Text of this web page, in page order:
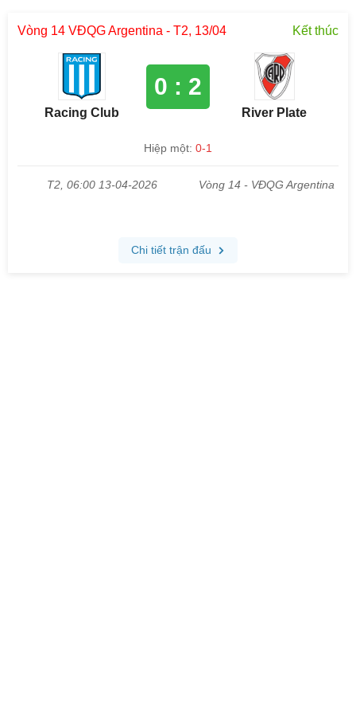
Vòng 14 VĐQG Argentina - T2, 13/04 Kết thúc
Racing Club
0 : 2
River Plate
Hiệp một: 0-1
T2, 06:00 13-04-2026 Vòng 14 - VĐQG Argentina
Chi tiết trận đấu